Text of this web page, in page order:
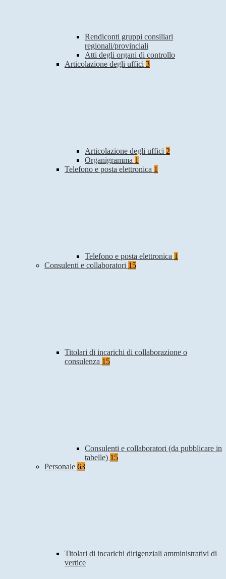
Rendiconti gruppi consiliari
regionali/provinciali
Atti degli organi di controllo
Articolazione degli uffici 3
Articolazione degli uffici 2
Organigramma 1
Telefono e posta elettronica 1
Telefono e posta elettronica 1
Consulenti e collaboratori 15
Titolari di incarichi di collaborazione o
consulenza 15
Consulenti e collaboratori (da pubblicare in
tabelle) 15
Personale 63
Titolari di incarichi dirigenziali amministrativi di
vertice